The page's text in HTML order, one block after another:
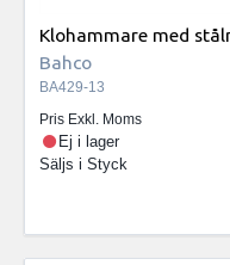
Klohammare med
Bahco
BA429-13
Pris Exkl. Moms
Ej i lager
Säljs i Styck